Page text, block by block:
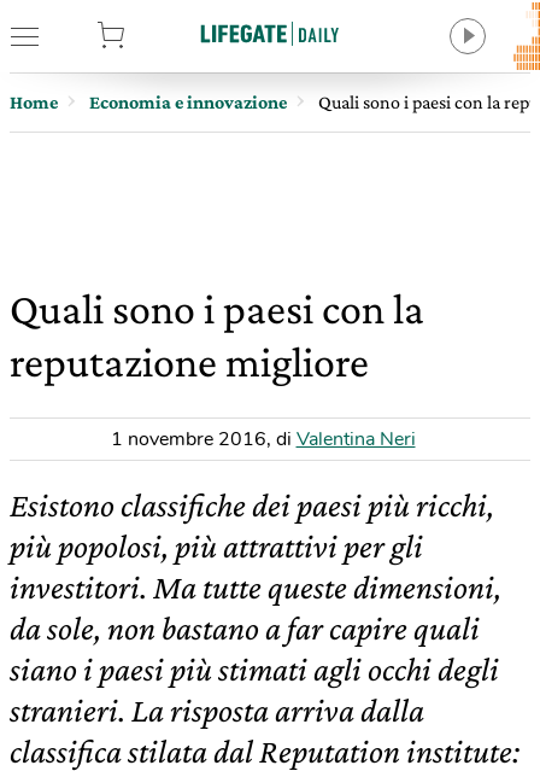
Home Economia e innovazione Quali sono i paesi con la
Quali sono i paesi con la
reputazione migliore
1 novembre 2016, di Valentina Neri
Esistono classifiche dei paesi più ricchi,
più popolosi, più attrattivi per gli
investitori. Ma tutte queste dimensioni,
da sole, non bastano a far capire quali
siano i paesi più stimati agli occhi degli
stranieri. La risposta arriva dalla
classifica stilata dal Reputation institute: